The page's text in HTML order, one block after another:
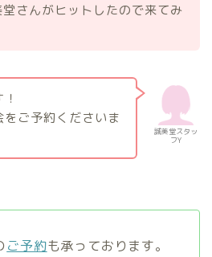
堂さんがヒットしたので来てみ
誠美堂スタッ
フY
ご予約くださいま
ご予約も承っております。